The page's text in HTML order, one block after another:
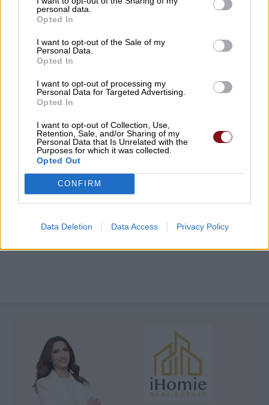
personal data.
Opted In
I want to opt-out of the Sale of my
Personal Data.
Opted In
I want to opt-out of processing my
Personal Data for Targeted Advertising.
Opted In
I want to opt-out of Collection, Use,
Retention, Sale, and/or Sharing of my
Personal Data that Is Unrelated with the
Purposes for which it was collected.
Opted Out
CONFIRM
Data Deletion Data Access Privacy Policy
07/08/2026 , 9:56
Η εντυπωσιακή παιδική παράσταση
«Πολυάννα» της Κάρμεν Ρουγγέρη έρχεται
στα Φάρσαλα!
07/08/2026 , 9:30
Ο Θερινός Κινηματογράφος του Δήμου
Λαρισαίων πάει διακοπές! – Ραντεβού
ξανά στις 17 Αυγούστου
07/08/2026 , 9:23
Δείτε εδώ όλα τα νέα